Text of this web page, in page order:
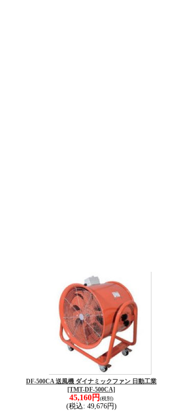
DF-500CA 送風機 ダイナミックファン 日動工業
[TMT-DF-500CA]
45,160円 (税別)
(税込: 49,676円)